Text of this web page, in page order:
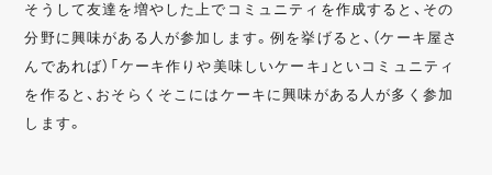
そうして友達を増やした上でコミュニティを作成すると、その
分野に興味がある人が参加します。例を挙げると、（ケーキ屋さ
んであれば）「ケーキ作りや美味しいケーキ」といコミュニティ
を作ると、おそらくそこにはケーキに興味がある人が多く参加
します。